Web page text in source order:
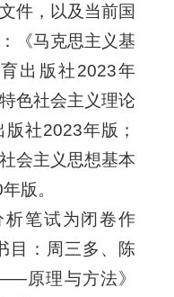
件，以及当前国
《马克思主义基
出版社2023年
色社会主义理论
社2023年版；
会主义思想基本
版。
析笔试为闭卷作
目：周三多、陈
原理与方法》